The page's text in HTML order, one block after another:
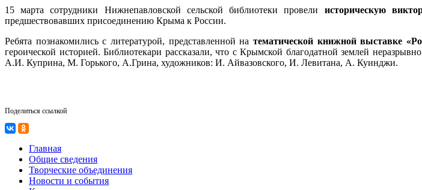
15 марта сотрудники Нижнепавловской сельской библиотеки провели историческую
предшествовавших присоединению Крыма к России.
Ребята познакомились с литературой, представленной на тематической книжной выставке
героической историей. Библиотекари рассказали, что с Крымской благодатной землей
А.И. Куприна, М. Горького, А.Грина, художников: И. Айвазовского, И. Левитана, А. Куинджи.
Поделиться ссылкой
Главная
Общие сведения
Творческие объединения
Новости и события